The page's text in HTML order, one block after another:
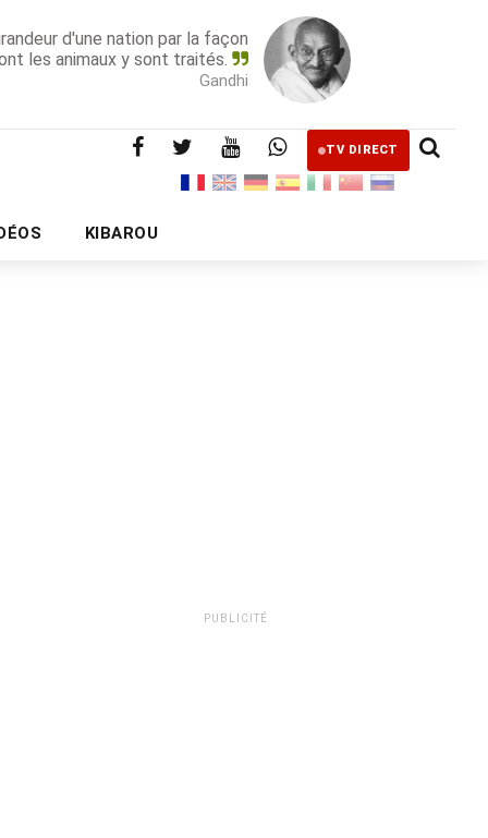
d'une nation par la façon
les animaux y sont traités.
Gandhi
TV DIRECT
KIBAROU
PUBLICITÉ